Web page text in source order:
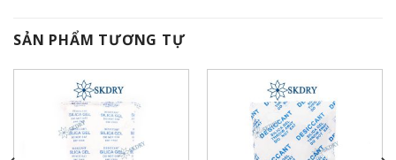
SẢN PHẨM TƯƠNG TỰ